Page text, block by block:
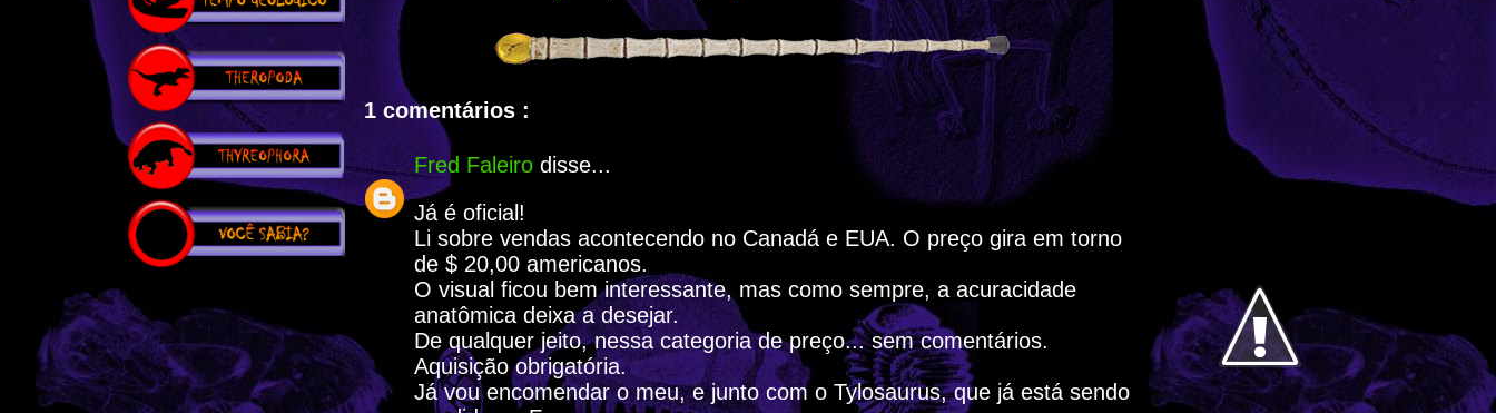
1 comentários :
Fred Faleiro disse...
Já é oficial!
Li sobre vendas acontecendo no Canadá e EUA. O preço gira em torno
de $ 20,00 americanos.
O visual ficou bem interessante, mas como sempre, a acuracidade
anatômica deixa a desejar.
De qualquer jeito, nessa categoria de preço... sem comentários.
Aquisição obrigatória.
Já vou encomendar o meu, e junto com o Tylosaurus, que já está sendo